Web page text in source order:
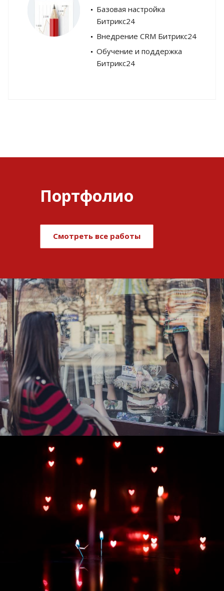
Базовая настройка
Битрикс24
Внедрение CRM Битрикс24
Обучение и поддержка
Битрикс24
Портфолио
Смотреть все работы
Развитие и поддержка интернет-
витрины StepClub
Смотреть проект
Развитие интернет-магазина "Всё для
праздника"
Смотреть проект